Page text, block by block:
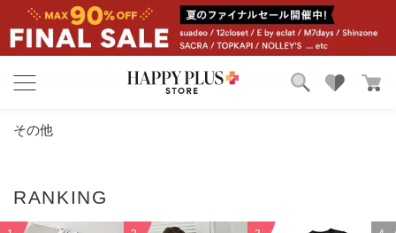
カテゴリ
お気に入り
その他